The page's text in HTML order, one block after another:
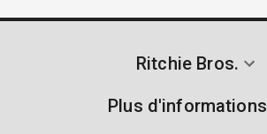
Ritchie Bros.
Plus d'informations